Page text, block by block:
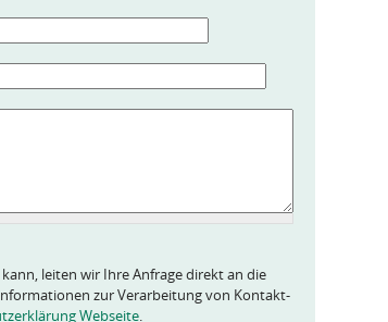
leiten wir Ihre Anfrage direkt an die
zur Verarbeitung von Kontakt-
Webseite